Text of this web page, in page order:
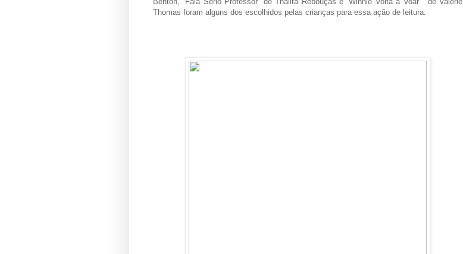
Thomas foram alguns dos escolhidos pelas crianças para essa ação de leitura.